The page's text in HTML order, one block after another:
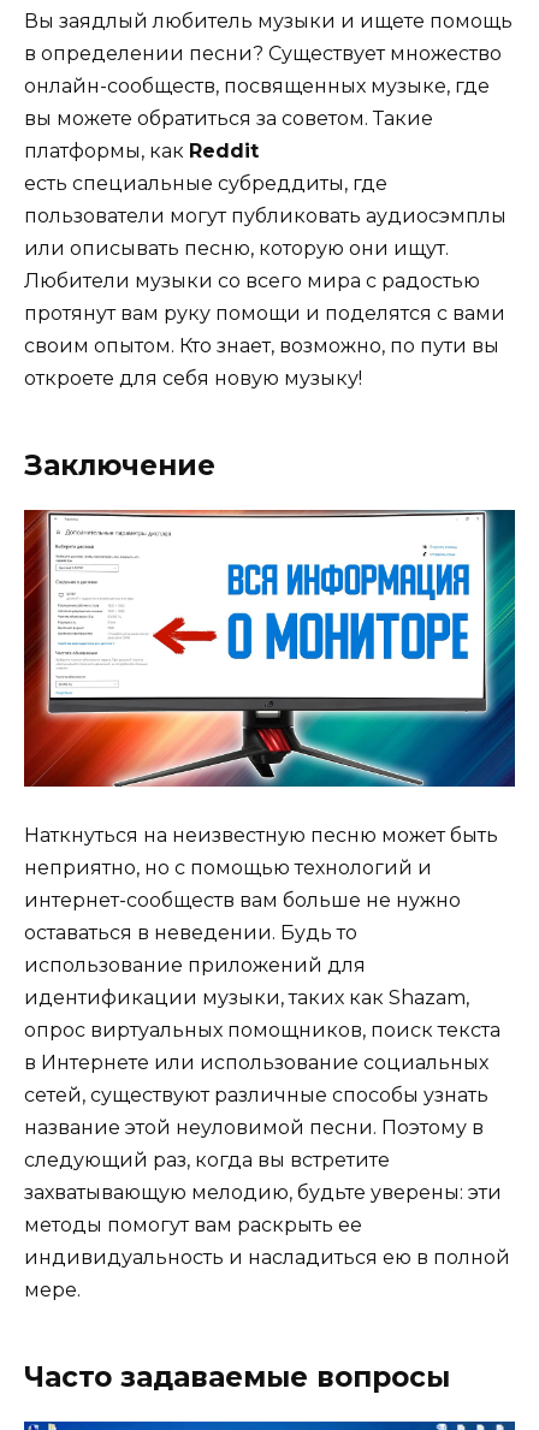
Вы заядлый любитель музыки и ищете помощь
в определении песни? Существует множество
онлайн-сообществ, посвященных музыке, где
вы можете обратиться за советом. Такие
платформы, как Reddit
есть специальные субреддиты, где
пользователи могут публиковать аудиосэмплы
или описывать песню, которую они ищут.
Любители музыки со всего мира с радостью
протянут вам руку помощи и поделятся с вами
своим опытом. Кто знает, возможно, по пути вы
откроете для себя новую музыку!
Заключение
Наткнуться на неизвестную песню может быть
неприятно, но с помощью технологий и
интернет-сообществ вам больше не нужно
оставаться в неведении. Будь то
использование приложений для
идентификации музыки, таких как Shazam,
опрос виртуальных помощников, поиск текста
в Интернете или использование социальных
сетей, существуют различные способы узнать
название этой неуловимой песни. Поэтому в
следующий раз, когда вы встретите
захватывающую мелодию, будьте уверены: эти
методы помогут вам раскрыть ее
индивидуальность и насладиться ею в полной
мере.
Часто задаваемые вопросы